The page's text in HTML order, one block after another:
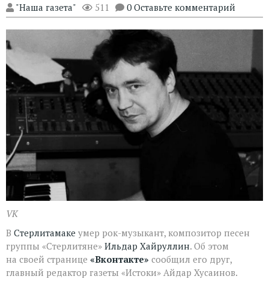
"Наша газета" 511 0 Оставьте комментарий
VK
В Стерлитамаке умер рок-музыкант, композитор песен
группы «Стерлитяне» Ильдар Хайруллин. Об этом
на своей странице «Вконтакте» сообщил его друг,
главный редактор газеты «Истоки» Айдар Хусаинов.